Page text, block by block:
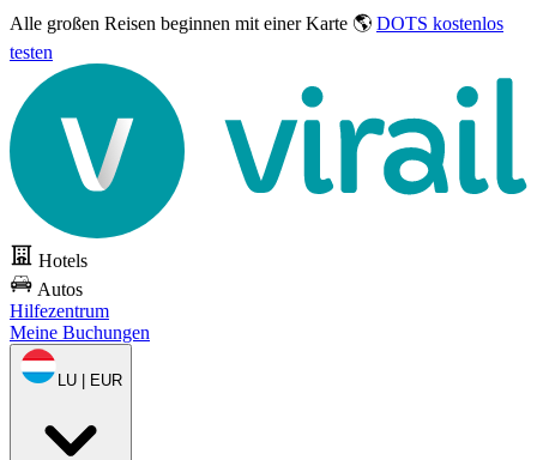
Alle großen Reisen beginnen mit einer Karte 🌎 DOTS kostenlos
testen
Hotels
Autos
Hilfezentrum
Meine Buchungen
LU | EUR